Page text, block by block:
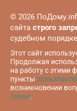
© 2026
сайта строго
судебном порядке
Этот сайт
Продолжая
на работу с этими
пункты
возникновении
связи.